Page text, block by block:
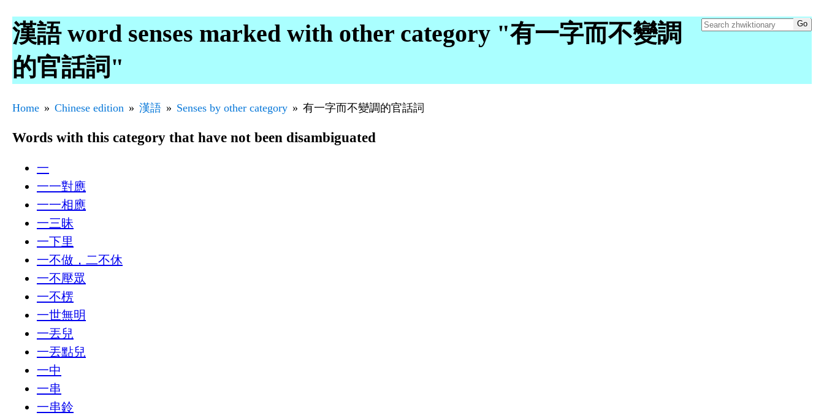
漢語 word senses marked with other category "有一字而不變調
的官話詞"
Home Chinese edition 漢語 Senses by other category 有一字而不變調的官話詞
Words with this category that have not been disambiguated
一
一一對應
一一相應
一三昧
一下里
一不做，二不休
一不壓眾
一不楞
一世無明
一丟兒
一丟點兒
一中
一串
一串鈴